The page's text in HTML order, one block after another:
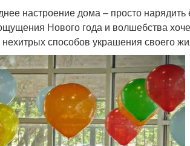
настроение дома – просто нарядить
Нового года и волшебства
способов украшения своего